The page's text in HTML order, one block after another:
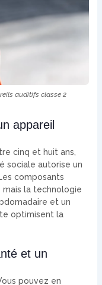
auditifs classe 2
appareil
cinq et huit ans,
sociale autorise un
composants
la technologie
et un
optimisent la
et un
pouvez en